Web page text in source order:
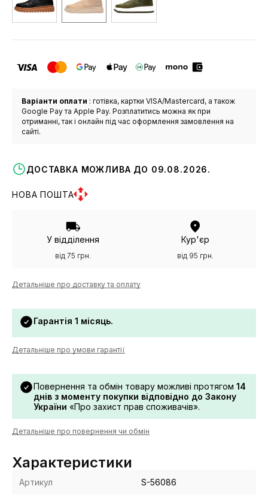
Варіанти оплати : готівка, картки VISA/Mastercard, а також
Google Pay та Apple Pay. Розплатитись можна як при
отриманні, так і онлайн під час оформлення замовлення на
сайті.
ДОСТАВКА МОЖЛИВА ДО 09.08.2026.
НОВА ПОШТА
У відділення
від 75 грн.
Кур'єр
від 95 грн.
Детальніше про доставку та оплату
Гарантія 1 місяць.
Детальніше про умови гарантії
Повернення та обмін товару можливі протягом 14
днів з моменту покупки відповідно до Закону
України «Про захист прав споживачів».
Детальніше про повернення чи обмін
Характеристики
Артикул S-56086